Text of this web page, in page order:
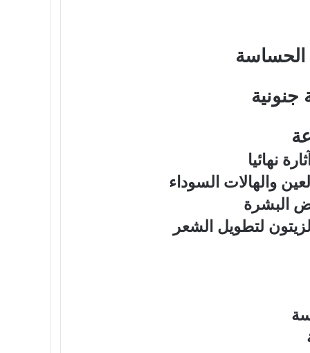
نهائيا
البشرة
لتطويل الشعر